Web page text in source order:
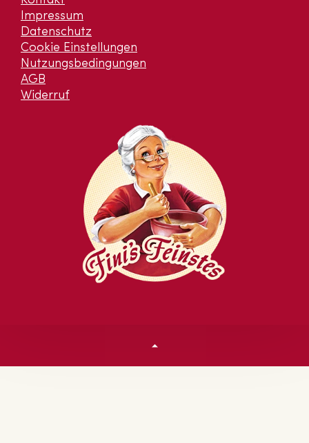
Impressum
Datenschutz
Cookie Einstellungen
Nutzungsbedingungen
AGB
Widerruf